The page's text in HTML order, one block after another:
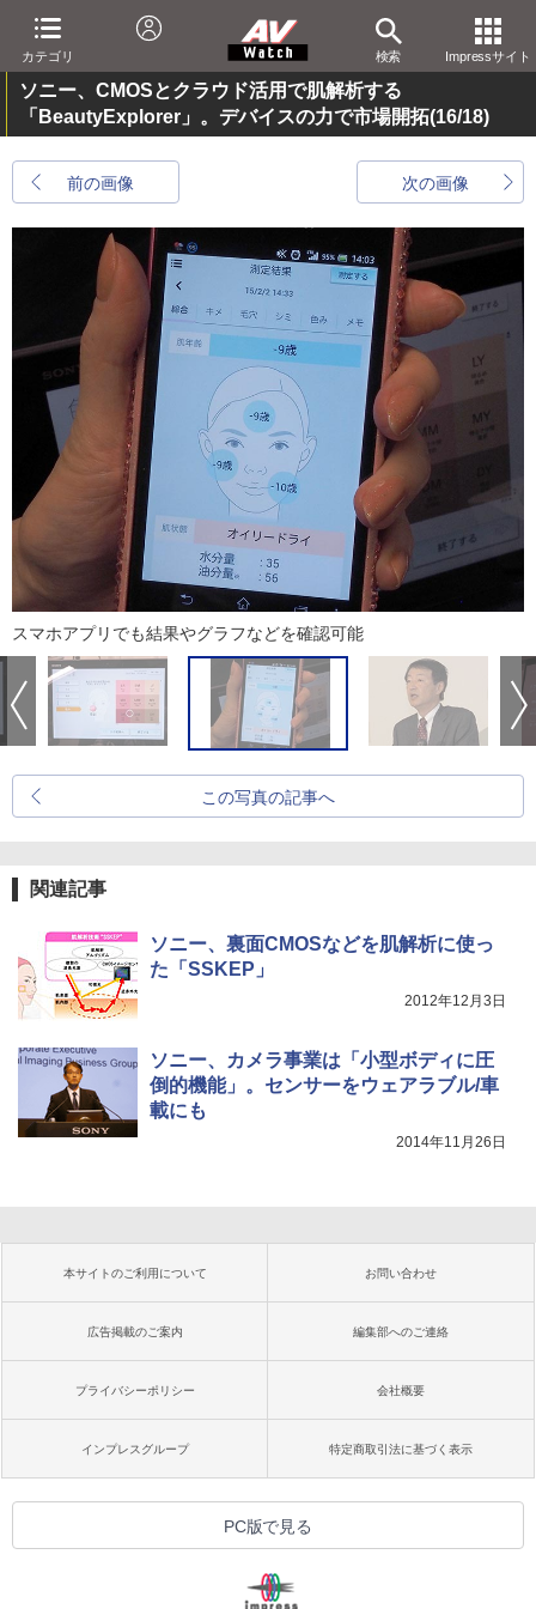
カテゴリ 検索 Impressサイト
ソニー、CMOSとクラウド活用で肌解析する
「BeautyExplorer」。デバイスの力で市場開拓(16/18)
前の画像 次の画像
スマホアプリでも結果やグラフなどを確認可能
この写真の記事へ
関連記事
ソニー、裏面CMOSなどを肌解析に使っ
た「SSKEP」
2012年12月3日
ソニー、カメラ事業は「小型ボディに圧
倒的機能」。センサーをウェアラブル/車
載にも
2014年11月26日
本サイトのご利用について お問い合わせ
広告掲載のご案内 編集部へのご連絡
プライバシーポリシー 会社概要
インプレスグループ 特定商取引法に基づく表示
PC版で見る